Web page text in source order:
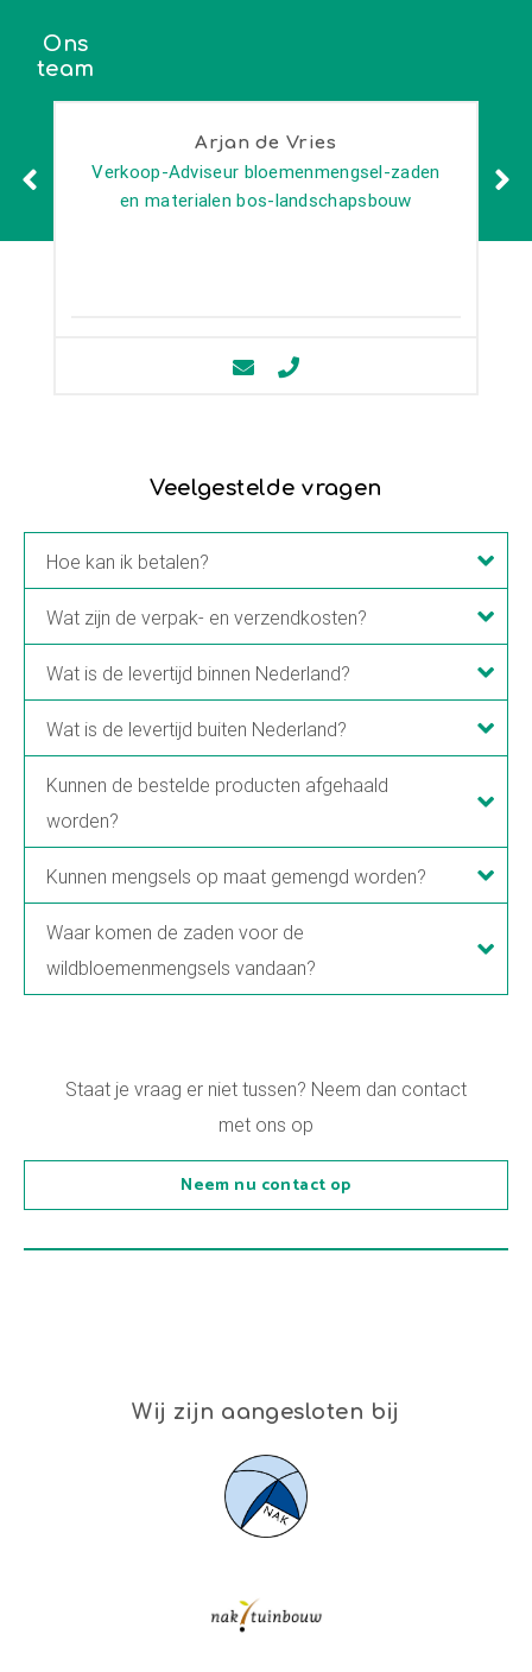
Arjan de Vries
Verkoop-Adviseur bloemenmengsel-zaden
en materialen bos-landschapsbouw
Ons
team
Veelgestelde vragen
Hoe kan ik betalen?
Wat zijn de verpak- en verzendkosten?
Wat is de levertijd binnen Nederland?
Wat is de levertijd buiten Nederland?
Kunnen de bestelde producten afgehaald
worden?
Kunnen mengsels op maat gemengd worden?
Waar komen de zaden voor de
wildbloemenmengsels vandaan?
Staat je vraag er niet tussen? Neem dan contact
met ons op
Neem nu contact op
Wij zijn aangesloten bij